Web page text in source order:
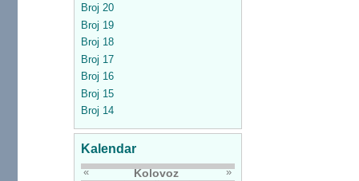
Broj 20
Broj 19
Broj 18
Broj 17
Broj 16
Broj 15
Broj 14
Kalendar
« Kolovoz
»